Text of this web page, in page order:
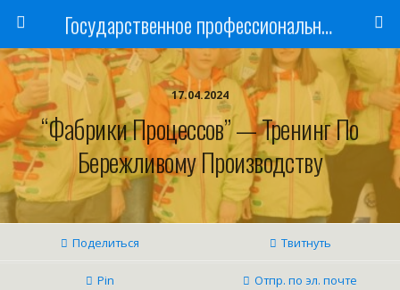
Государственное профессиональное образовательное учреждение
17.04.2024
“Фабрики Процессов” — Тренинг По
Бережливому Производству
Поделиться Твитнуть
Pin Отпр. по эл. почте